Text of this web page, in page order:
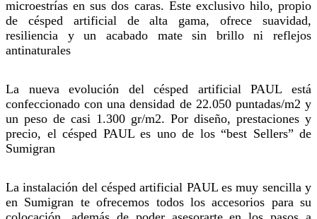
microestrías en sus dos caras. Este exclusivo hilo, propio
de césped artificial de alta gama, ofrece suavidad,
resiliencia y un acabado mate sin brillo ni reflejos
antinaturales
La nueva evolución del césped artificial PAUL está
confeccionado con una densidad de 22.050 puntadas/m2 y
un peso de casi 1.300 gr/m2. Por diseño, prestaciones y
precio, el césped PAUL es uno de los “best Sellers” de
Sumigran
La instalación del césped artificial PAUL es muy sencilla y
en Sumigran te ofrecemos todos los accesorios para su